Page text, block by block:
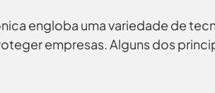
engloba uma variedade de
empresas. Alguns dos